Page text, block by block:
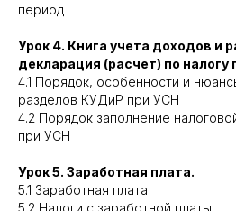
период
Урок 4. Книга учета доходов и
декларация (расчет) по налогу
4.1 Порядок, особенности и
разделов КУДиР при УСН
4.2 Порядок заполнение
при УСН
Урок 5. Заработная плата.
5.1 Заработная плата
5.2 Налоги с заработной платы